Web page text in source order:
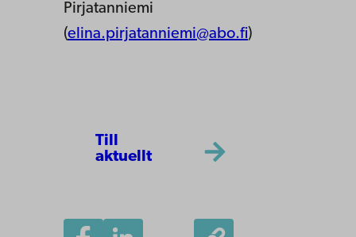
Pirjatanniemi
(elina.pirjatanniemi@abo.fi)
Till
aktuellt